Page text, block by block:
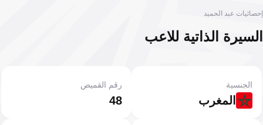
إحصائيات عبد الحميد
السيرة الذاتية للاعب
المغرب
الجنسية
48
رقم القميص